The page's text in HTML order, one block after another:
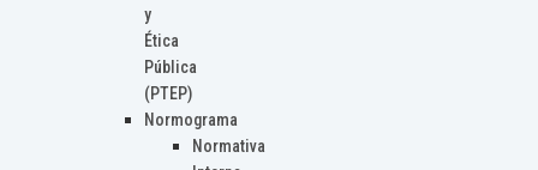
y
Ética
Pública
(PTEP)
Normograma
Normativa